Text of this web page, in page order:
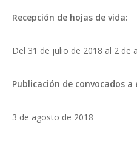
Recepción de hojas de vida:
Del 31 de julio de 2018 al 2 de
Publicación de convocados
3 de agosto de 2018